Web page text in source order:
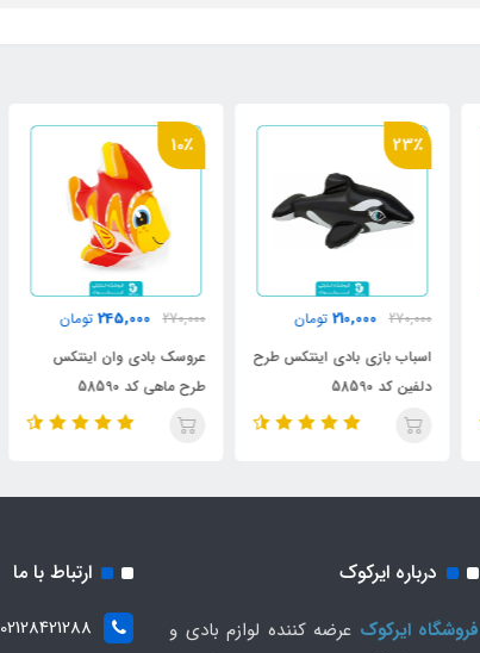
23٪
270,000
210,000 تومان
اسباب بازی بادی اینتکس طرح
دلفین کد 58590
270,000
245,000 تومان
عروسک بادی وان اینتکس
طرح ماهی کد 58590
درباره ایرکوک
فروشگاه ایرکوک عرضه کننده لوازم بادی و
ارتباط با ما
02128421288